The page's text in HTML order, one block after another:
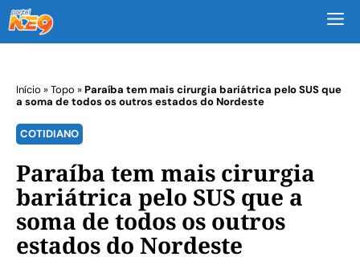
Início »Topo »Paraíba tem mais cirurgia bariátrica pelo SUS que
a soma de todos os outros estados do Nordeste
COTIDIANO
Paraíba tem mais cirurgia
bariátrica pelo SUS que a
soma de todos os outros
estados do Nordeste